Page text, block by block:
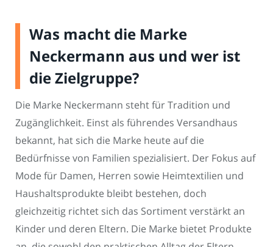
Was macht die Marke
Neckermann aus und wer ist
die Zielgruppe?
Die Marke Neckermann steht für Tradition und
Zugänglichkeit. Einst als führendes Versandhaus
bekannt, hat sich die Marke heute auf die
Bedürfnisse von Familien spezialisiert. Der Fokus auf
Mode für Damen, Herren sowie Heimtextilien und
Haushaltsprodukte bleibt bestehen, doch
gleichzeitig richtet sich das Sortiment verstärkt an
Kinder und deren Eltern. Die Marke bietet Produkte